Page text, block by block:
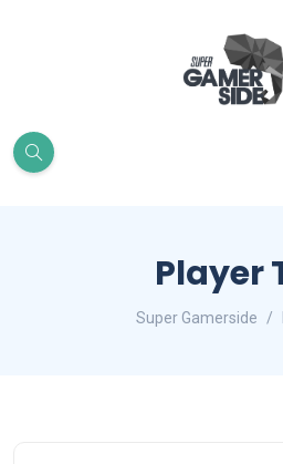
Player
Super Gamerside